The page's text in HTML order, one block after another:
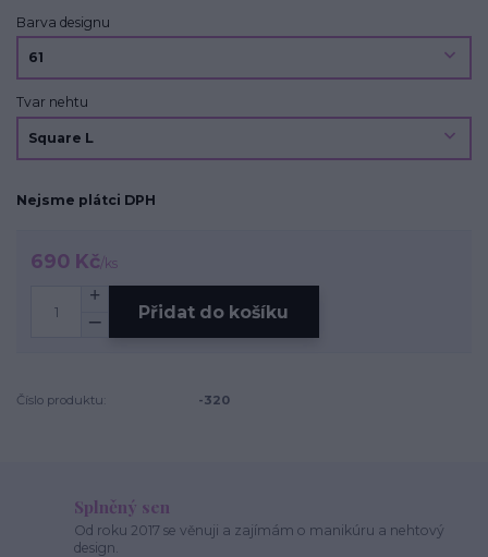
Barva designu
Tvar nehtu
Nejsme plátci DPH
690 Kč/ks
Přidat do košíku
Číslo produktu: -320
Splněný sen
Od roku 2017 se věnuji a zajímám o manikúru a nehtový
design.